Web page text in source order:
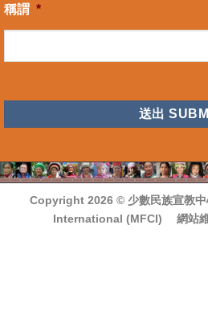
稱謂 *
Copyright 2026 © 少數民族宣教
International (MFCI) 網站